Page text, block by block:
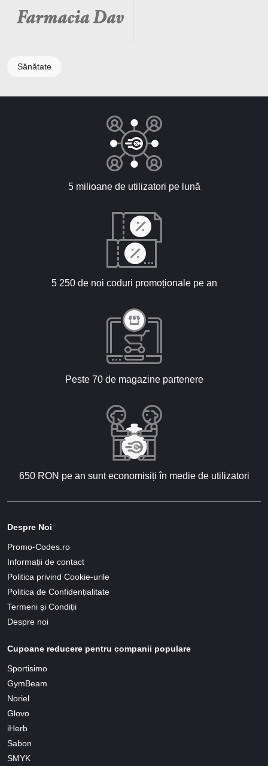
Sănătate
5 milioane de utilizatori pe lună
5 250 de noi coduri promoționale pe an
Peste 70 de magazine partenere
650 RON pe an sunt economisiți în medie de utilizatori
Despre Noi
Promo-Codes.ro
Informații de contact
Politica privind Cookie-urile
Politica de Confidențialitate
Termeni și Condiții
Despre noi
Cupoane reducere pentru companii populare
Sportisimo
GymBeam
Noriel
Glovo
iHerb
Sabon
SMYK